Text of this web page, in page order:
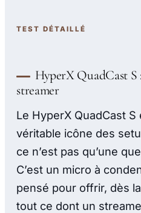
TEST DÉTAILLÉ
HyperX QuadCast
streamer
Le HyperX QuadCast
véritable icône des
ce n’est pas qu’une
C’est un micro à
pensé pour offrir, dès
tout ce dont un